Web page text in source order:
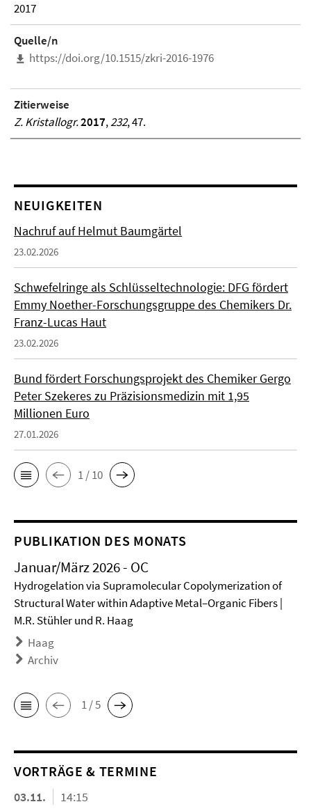
2017
Quelle/n
https://doi.org/10.1515/zkri-2016-1976
Zitierweise
Z. Kristallogr.2017,232, 47.
NEUIGKEITEN
Nachruf auf Helmut Baumgärtel
23.02.2026
Schwefelringe als Schlüsseltechnologie: DFG fördert
Emmy Noether-Forschungsgruppe des Chemikers Dr.
Franz-Lucas Haut
23.02.2026
Bund fördert Forschungsprojekt des Chemiker Gergo
Peter Szekeres zu Präzisionsmedizin mit 1,95
Millionen Euro
27.01.2026
1 / 10
PUBLIKATION DES MONATS
Januar/März 2026 - OC
Hydrogelation via Supramolecular Copolymerization of
Structural Water within Adaptive Metal–Organic Fibers |
M.R. Stühler und R. Haag
Haag
Archiv
1 / 5
VORTRÄGE & TERMINE
03.11.
14:15